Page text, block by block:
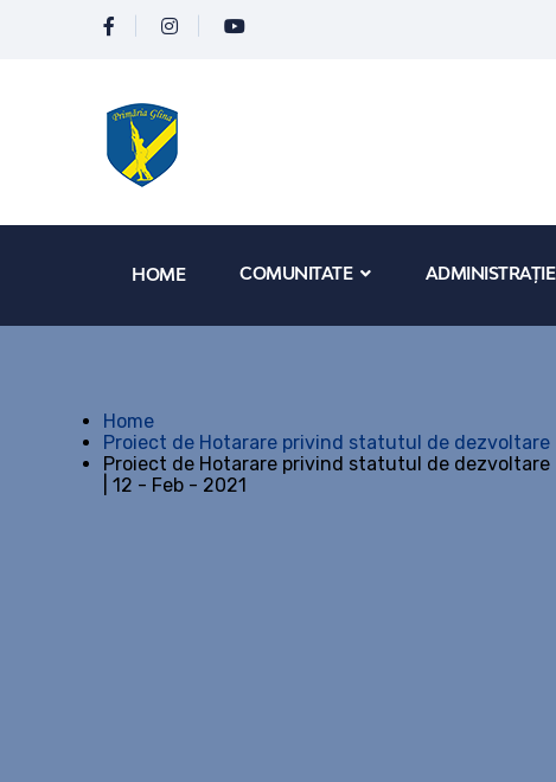
HOME COMUNITATE ADMINISTRAȚIE
Home
Proiect de Hotarare privind statutul de dezvoltare
Proiect de Hotarare privind statutul de dezvoltare
| 12 - Feb - 2021